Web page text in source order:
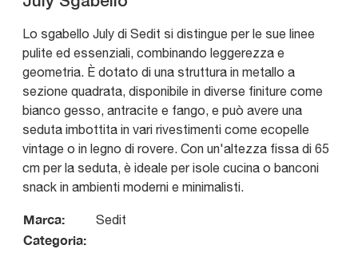
Lo sgabello July di Sedit si distingue per le sue linee
pulite ed essenziali, combinando leggerezza e
geometria. È dotato di una struttura in metallo a
sezione quadrata, disponibile in diverse finiture come
bianco gesso, antracite e fango, e può avere una
seduta imbottita in vari rivestimenti come ecopelle
vintage o in legno di rovere. Con un'altezza fissa di 65
cm per la seduta, è ideale per isole cucina o banconi
snack in ambienti moderni e minimalisti.
Marca: Sedit
Categoria: